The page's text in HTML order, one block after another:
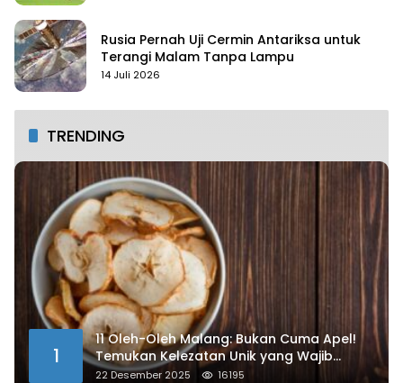
Rusia Pernah Uji Cermin Antariksa untuk
Terangi Malam Tanpa Lampu
14 Juli 2026
TRENDING
1
11 Oleh-Oleh Malang: Bukan Cuma Apel!
Temukan Kelezatan Unik yang Wajib
Dibawa
22 Desember 2025 16195